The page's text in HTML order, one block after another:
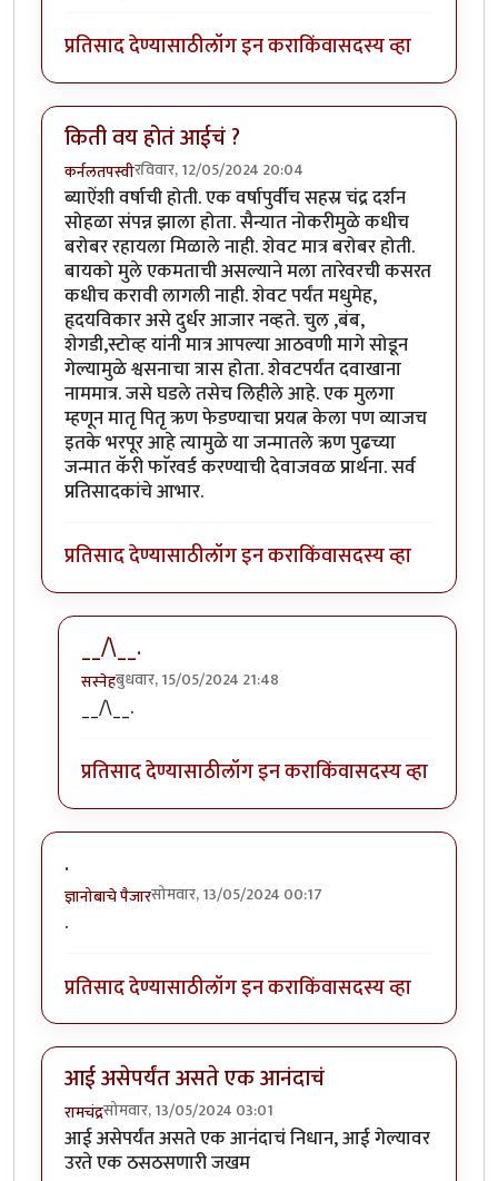
प्रतिसाद देण्यासाठीलॉग इन कराकिंवासदस्य व्हा
किती वय होतं आईचं ?
कर्नलतपस्वीरविवार, 12/05/2024 20:04
ब्याऐंशी वर्षाची होती. एक वर्षापुर्वीच सहस्र चंद्र दर्शन
सोहळा संपन्न झाला होता. सैन्यात नोकरीमुळे कधीच
बरोबर रहायला मिळाले नाही. शेवट मात्र बरोबर होती.
बायको मुले एकमताची असल्याने मला तारेवरची कसरत
कधीच करावी लागली नाही. शेवट पर्यंत मधुमेह,
हृदयविकार असे दुर्धर आजार नव्हते. चुल ,बंब,
शेगडी,स्टोव्ह यांनी मात्र आपल्या आठवणी मागे सोडून
गेल्यामुळे श्वसनाचा त्रास होता. शेवटपर्यंत दवाखाना
नाममात्र. जसे घडले तसेच लिहीले आहे. एक मुलगा
म्हणून मातृ पितृ ऋण फेडण्याचा प्रयत्न केला पण व्याजच
इतके भरपूर आहे त्यामुळे या जन्मातले ऋण पुढच्या
जन्मात कॅरी फाॅरवर्ड करण्याची देवाजवळ प्रार्थना. सर्व
प्रतिसादकांचे आभार.
प्रतिसाद देण्यासाठीलॉग इन कराकिंवासदस्य व्हा
__/\__.
सस्नेहबुधवार, 15/05/2024 21:48
In reply to
__/\__.
प्रतिसाद देण्यासाठीलॉग इन कराकिंवासदस्य व्हा
.
ज्ञानोबाचे पैजारसोमवार, 13/05/2024 00:17
.
प्रतिसाद देण्यासाठीलॉग इन कराकिंवासदस्य व्हा
आई असेपर्यंत असते एक आनंदाचं
रामचंद्रसोमवार, 13/05/2024 03:01
आई असेपर्यंत असते एक आनंदाचं निधान, आई गेल्यावर
उरते एक ठसठसणारी जखम